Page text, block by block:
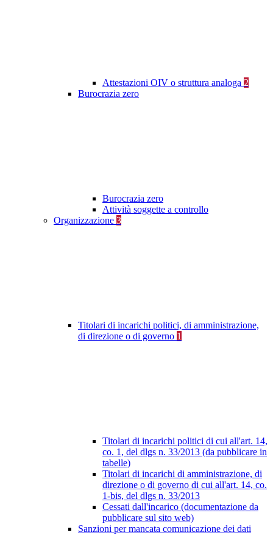
Attestazioni OIV o struttura analoga 2
Burocrazia zero
Burocrazia zero
Attività soggette a controllo
Organizzazione 3
Titolari di incarichi politici, di amministrazione,
di direzione o di governo 1
Titolari di incarichi politici di cui all'art. 14,
co. 1, del dlgs n. 33/2013 (da pubblicare in
tabelle)
Titolari di incarichi di amministrazione, di
direzione o di governo di cui all'art. 14, co.
1-bis, del dlgs n. 33/2013
Cessati dall'incarico (documentazione da
pubblicare sul sito web)
Sanzioni per mancata comunicazione dei dati